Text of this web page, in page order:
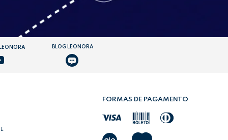
BLOG LEONORA
FORMAS DE PAGAMENTO